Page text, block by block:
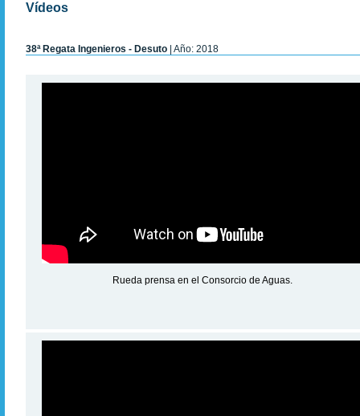
Vídeos
38ª Regata Ingenieros - Desuto | Año: 2018
Rueda prensa en el Consorcio de Aguas.